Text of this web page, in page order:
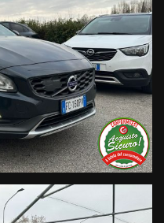
negli annunci
state compilate con cura
tuttavia possono
ogni responsabilità
che non